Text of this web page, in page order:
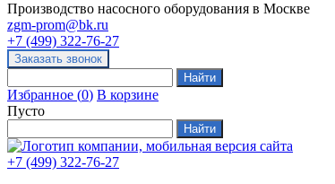
Производство насосного оборудования в Москве
zgm-prom@bk.ru
+7 (499) 322-76-27
Избранное (0) В корзине
Пусто
+7 (499) 322-76-27